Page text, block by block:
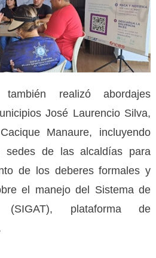
realizó abordajes
José Laurencio Silva,
Manaure, incluyendo
sedes de las alcaldías para
de los deberes formales y
el manejo del Sistema de
(SIGAT), plataforma de